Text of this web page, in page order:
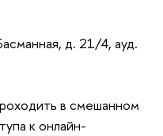
д. 21/4, ауд.
в смешанном
к онлайн-